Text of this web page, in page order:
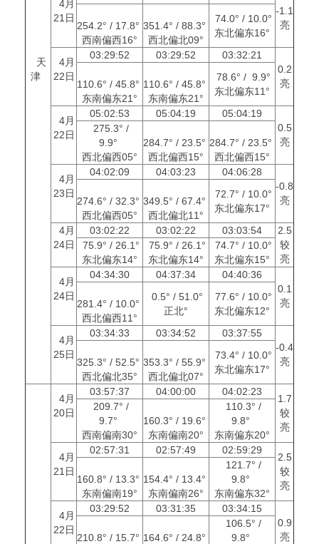
天
津
4月
21日
-1.1
亮
254.2° / 17.8°
西南偏西16°
351.4° / 88.3°
西北偏北09°
74.0° / 10.0°
东北偏东16°
4月
22日
03:29:52 03:29:52
03:32:21
0.2
亮
110.6° / 45.8°
东南偏东21°
110.6° / 45.8°
东南偏东21°
78.6° / 9.9°
东北偏东11°
4月
22日
05:02:53 05:04:19
05:04:19
0.5
亮
275.3° /
9.9°
西北偏西05°
284.7° / 23.5°
西北偏西15°
284.7° / 23.5°
西北偏西15°
4月
23日
04:02:09 04:03:23
04:06:28
-0.8
亮
274.6° / 32.3°
西北偏西05°
349.5° / 67.4°
西北偏北11°
72.7° / 10.0°
东北偏东17°
4月
24日
03:02:22 03:02:22 03:03:54
2.5
较
亮
75.9° / 26.1°
东北偏东14°
75.9° / 26.1°
东北偏东14°
74.7° / 10.0°
东北偏东15°
4月
24日
04:34:30 04:37:34
04:40:36
0.1
亮
281.4° / 10.0°
西北偏西11°
0.5° / 51.0°
正北°
77.6° / 10.0°
东北偏东12°
4月
25日
03:34:33 03:34:52
03:37:55
-0.4
亮
325.3° / 52.5°
西北偏北35°
353.3° / 55.9°
西北偏北07°
73.4° / 10.0°
东北偏东17°
4月
20日
03:57:37 04:00:00 04:02:23
1.7
较
亮
209.7° /
9.7°
西南偏南30°
160.3° / 19.6°
东南偏南20°
110.3° /
9.8°
东南偏东20°
4月
21日
02:57:31 02:57:49 02:59:29
2.5
较
亮
160.8° / 13.3°
东南偏南19°
154.4° / 13.4°
东南偏南26°
121.7° /
9.8°
东南偏东32°
4月
22日
03:29:52 03:31:35
03:34:15
0.9
亮
210.8° / 15.7° 164.6° / 24.8°
106.5° /
9.8°